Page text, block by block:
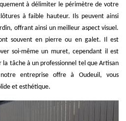
à délimiter le périmètre de votre
à faible hauteur. Ils peuvent ainsi
offrant ainsi un meilleur aspect visuel.
souvent en pierre ou en galet. Il est
soi-même un muret, cependant il est
tâche à un professionnel tel que Artisan
entreprise offre à Oudeuil, vous
et esthétique.